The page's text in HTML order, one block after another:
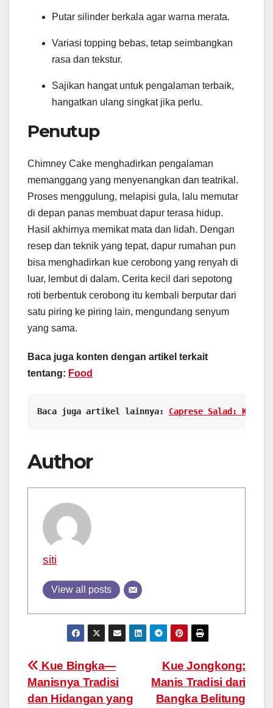
Putar silinder berkala agar warna merata.
Variasi topping bebas, tetap seimbangkan
rasa dan tekstur.
Sajikan hangat untuk pengalaman terbaik,
hangatkan ulang singkat jika perlu.
Penutup
Chimney Cake menghadirkan pengalaman
memanggang yang menyenangkan dan teatrikal.
Proses menggulung, melapisi gula, lalu memutar
di depan panas membuat dapur terasa hidup.
Hasil akhirnya memikat mata dan lidah. Dengan
resep dan teknik yang tepat, dapur rumahan pun
bisa menghadirkan kue cerobong yang renyah di
luar, lembut di dalam. Cerita kecil dari sepotong
roti berbentuk cerobong itu kembali berputar dari
satu piring ke piring lain, mengundang senyum
yang sama.
Baca juga konten dengan artikel terkait
tentang: Food
Baca juga artikel lainnya: Caprese Salad:
Author
siti
View all posts
Post
navigation
Kue Jongkong:
Manis Tradisi dari
Bangka Belitung
Kue Bingka—
Manisnya Tradisi
dan Hidangan yang